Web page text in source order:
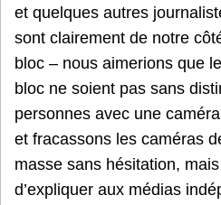
et quelques autres
sont clairement de notre
bloc – nous aimerions que
bloc ne soient pas sans
personnes avec une
et fracassons les caméras
masse sans hésitation,
d’expliquer aux médias